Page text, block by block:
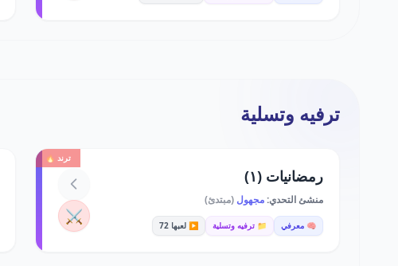
ترفيه وتسلية
ترند 🔥
رمضانيات (١)
منشئ التحدي:مجهول (مبتدئ)
🧠 معرفي 📁 ترفيه وتسلية ▶️ لعبها 72 ⚔️